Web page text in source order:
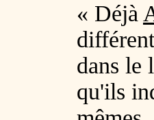
« Déjà
dans le
qu'ils